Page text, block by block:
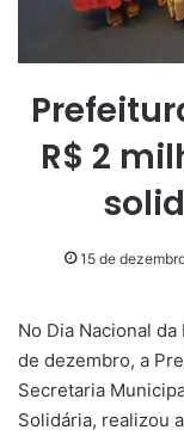
R$ 2
15 de
No Dia Nacional
de dezembro, a
Secretaria
Solidária, realizou